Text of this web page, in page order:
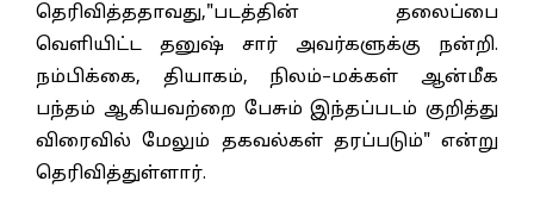
தெரிவித்ததாவது,"படத்தின் தலைப்பை
வெளியிட்ட தனுஷ் சார் அவர்களுக்கு நன்றி.
நம்பிக்கை, தியாகம், நிலம்–மக்கள் ஆன்மீக
பந்தம் ஆகியவற்றை பேசும் இந்தப்படம் குறித்து
விரைவில் மேலும் தகவல்கள் தரப்படும்" என்று
தெரிவித்துள்ளார்.